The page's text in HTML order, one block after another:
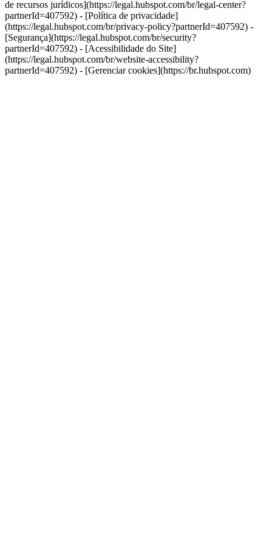
de recursos jurídicos](https://legal.hubspot.com/br/legal-center?
partnerId=407592) - [Política de privacidade]
(https://legal.hubspot.com/br/privacy-policy?partnerId=407592) -
[Segurança](https://legal.hubspot.com/br/security?
partnerId=407592) - [Acessibilidade do Site]
(https://legal.hubspot.com/br/website-accessibility?
partnerId=407592) - [Gerenciar cookies](https://br.hubspot.com)